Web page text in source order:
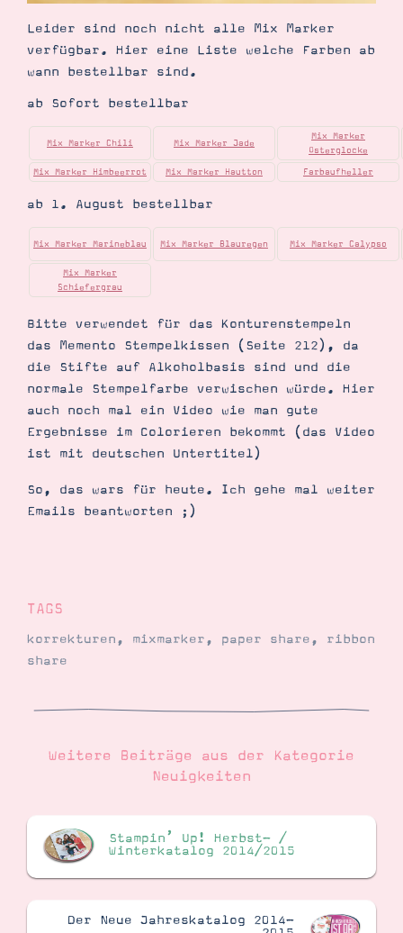
Suche Impressum Datenschutz
Leider sind noch nicht alle Mix Marker
verfügbar. Hier eine Liste welche Farben ab
wann bestellbar sind.
ab Sofort bestellbar
Mix Marker Chili Mix Marker Jade
Mix Marker
Osterglocke
Mix Marker Himbeerrot Mix Marker Hautton Farbaufheller
ab 1. August bestellbar
Mix Marker Marineblau Mix Marker Blauregen Mix Marker Calypso
Mix Marker
Schiefergrau
Bitte verwendet für das Konturenstempeln
das Memento Stempelkissen (Seite 212), da
die Stifte auf Alkoholbasis sind und die
normale Stempelfarbe verwischen würde. Hier
auch noch mal ein Video wie man gute
Ergebnisse im Colorieren bekommt (das Video
ist mit deutschen Untertitel)
So, das wars für heute. Ich gehe mal weiter
Emails beantworten ;)
TAGS
korrekturen, mixmarker, paper share, ribbon
share
Weitere Beiträge aus der Kategorie
Neuigkeiten
Stampin’ Up! Herbst- /
Winterkatalog 2014/2015
Der Neue Jahreskatalog 2014-